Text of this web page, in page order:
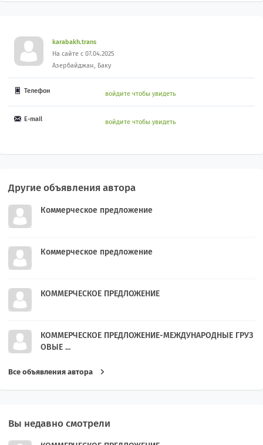
karabakh.trans
На сайте с 07.04.2025
Азербайджан, Баку
Телефон войдите чтобы увидеть
E-mail войдите чтобы увидеть
Другие объявления автора
Коммерческое предложение
Коммерческое предложение
КОММЕРЧЕСКОЕ ПРЕДЛОЖЕНИЕ
КОММЕРЧЕСКОЕ ПРЕДЛОЖЕНИЕ-МЕЖДУНАРОДНЫЕ ГРУЗ
ОВЫЕ ...
Все объявления автора
Вы недавно смотрели